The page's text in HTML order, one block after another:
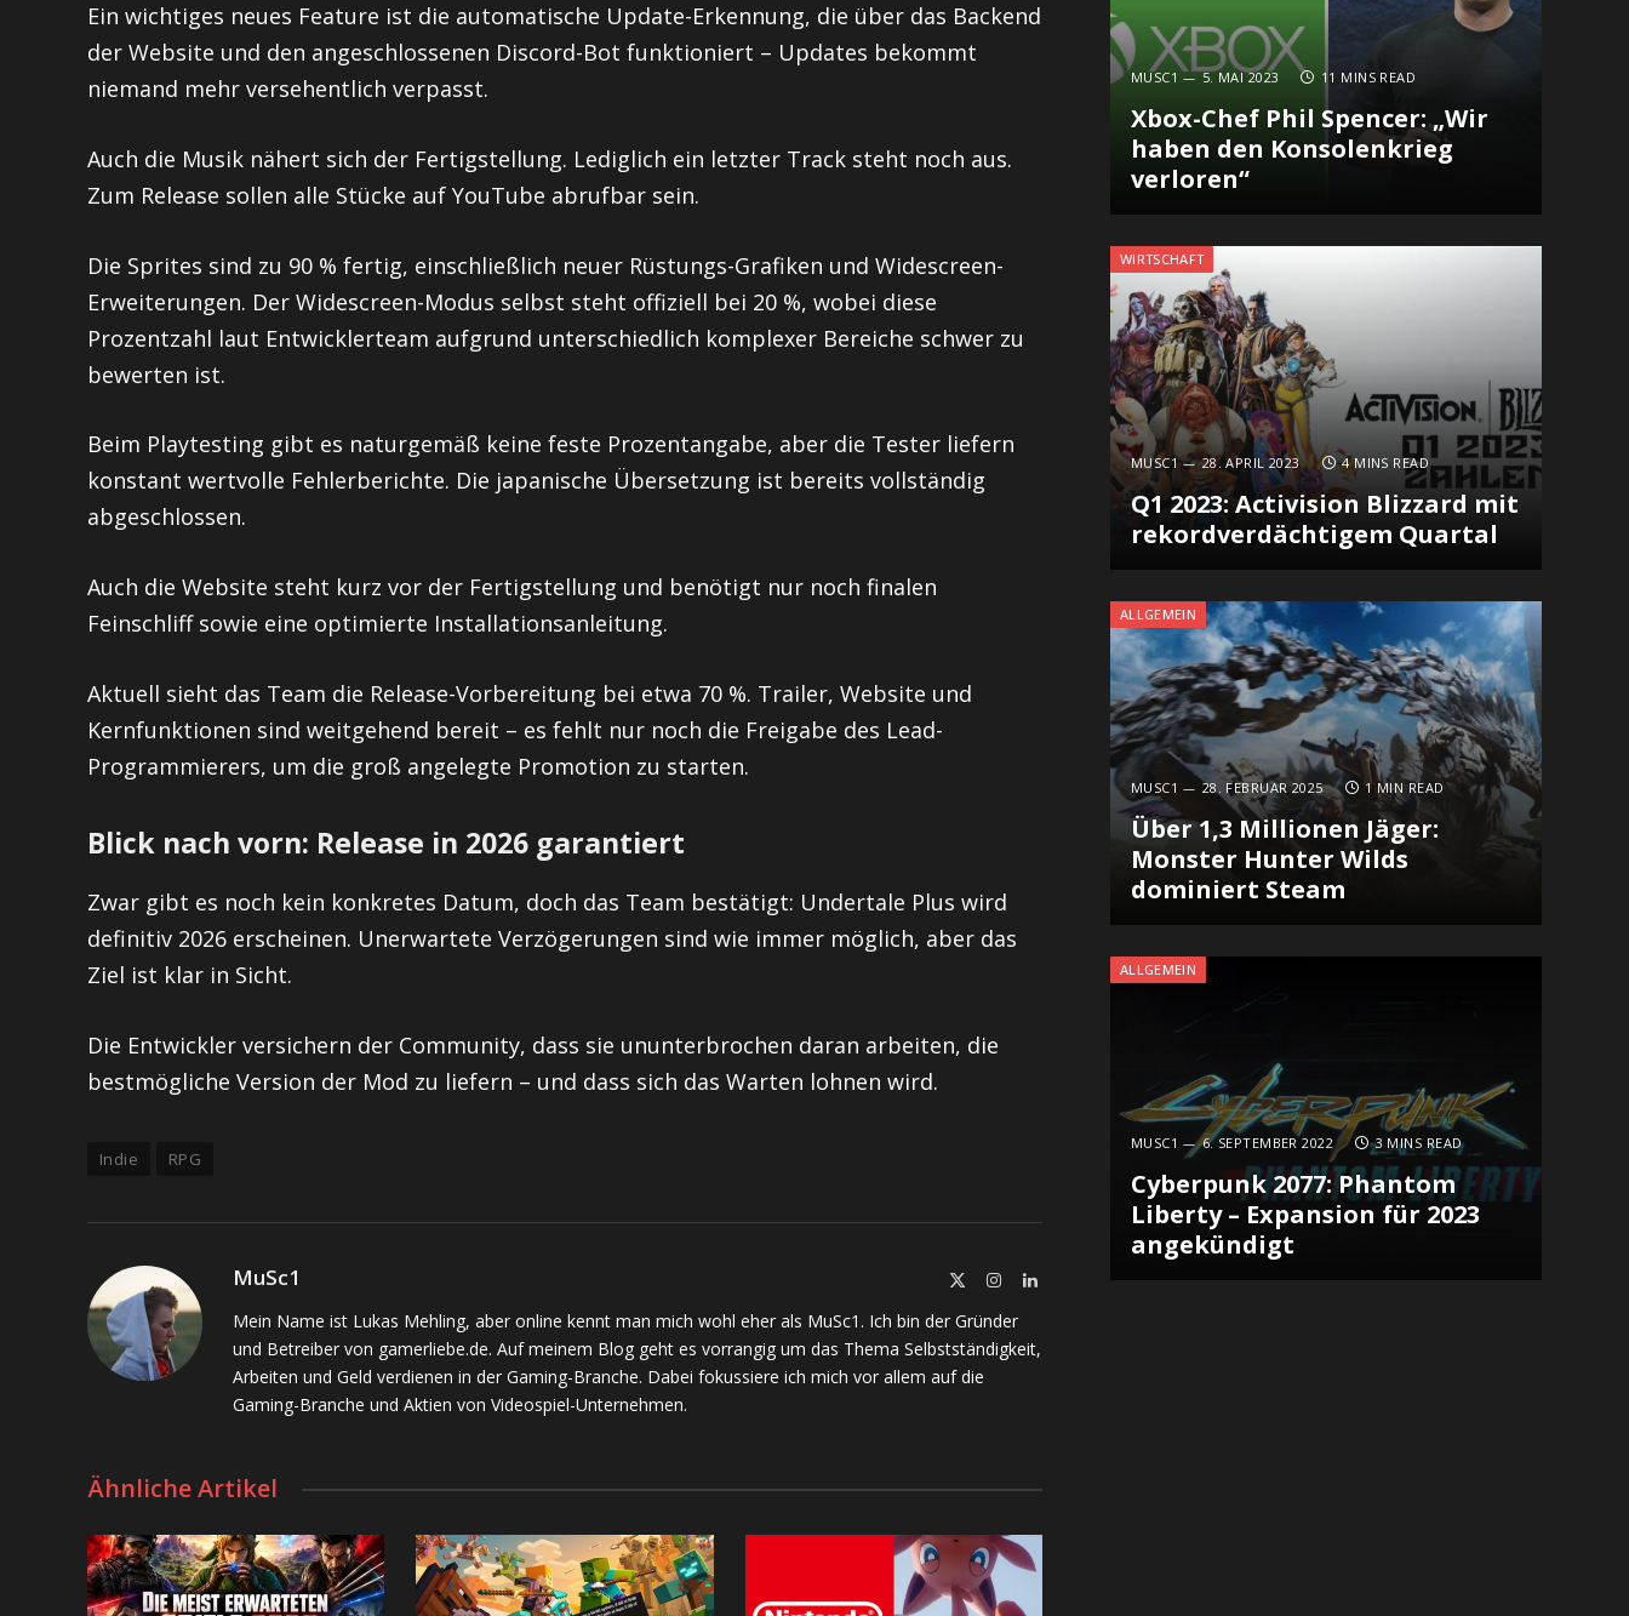
Ein wichtiges neues Feature ist die automatische Update-Erkennung, die über das Backend
der Website und den angeschlossenen Discord-Bot funktioniert – Updates bekommt
niemand mehr versehentlich verpasst.
Auch die Musik nähert sich der Fertigstellung. Lediglich ein letzter Track steht noch aus.
Zum Release sollen alle Stücke auf YouTube abrufbar sein.
Die Sprites sind zu 90 % fertig, einschließlich neuer Rüstungs-Grafiken und Widescreen-
Erweiterungen. Der Widescreen-Modus selbst steht offiziell bei 20 %, wobei diese
Prozentzahl laut Entwicklerteam aufgrund unterschiedlich komplexer Bereiche schwer zu
bewerten ist.
Beim Playtesting gibt es naturgemäß keine feste Prozentangabe, aber die Tester liefern
konstant wertvolle Fehlerberichte. Die japanische Übersetzung ist bereits vollständig
abgeschlossen.
Auch die Website steht kurz vor der Fertigstellung und benötigt nur noch finalen
Feinschliff sowie eine optimierte Installationsanleitung.
Aktuell sieht das Team die Release-Vorbereitung bei etwa 70 %. Trailer, Website und
Kernfunktionen sind weitgehend bereit – es fehlt nur noch die Freigabe des Lead-
Programmierers, um die groß angelegte Promotion zu starten.
Blick nach vorn: Release in 2026 garantiert
Zwar gibt es noch kein konkretes Datum, doch das Team bestätigt: Undertale Plus wird
definitiv 2026 erscheinen. Unerwartete Verzögerungen sind wie immer möglich, aber das
Ziel ist klar in Sicht.
Die Entwickler versichern der Community, dass sie ununterbrochen daran arbeiten, die
bestmögliche Version der Mod zu liefern – und dass sich das Warten lohnen wird.
Indie RPG
MuSc1 InstagramLinkedIn
Mein Name ist Lukas Mehling, aber online kennt man mich wohl eher als MuSc1. Ich bin der Gründer
und Betreiber von gamerliebe.de. Auf meinem Blog geht es vorrangig um das Thema Selbstständigkeit,
Arbeiten und Geld verdienen in der Gaming-Branche. Dabei fokussiere ich mich vor allem auf die
Gaming-Branche und Aktien von Videospiel-Unternehmen.
Ähnliche Artikel
MUSC1 5. MAI 2023 11 MINS READ
Xbox-Chef Phil Spencer: „Wir
haben den Konsolenkrieg
verloren“
WIRTSCHAFT
MUSC1 28. APRIL 2023 4 MINS READ
Q1 2023: Activision Blizzard mit
rekordverdächtigem Quartal
ALLGEMEIN
MUSC1 28. FEBRUAR 2025 1 MIN READ
Über 1,3 Millionen Jäger:
Monster Hunter Wilds
dominiert Steam
ALLGEMEIN
MUSC1 6. SEPTEMBER 2022 3 MINS READ
Cyberpunk 2077: Phantom
Liberty – Expansion für 2023
angekündigt